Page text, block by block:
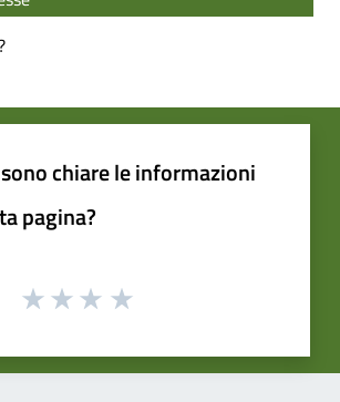
chiare le informazioni
pagina?